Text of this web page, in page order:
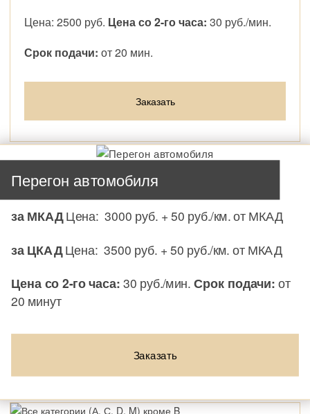
Цена: 2500 руб. Цена со 2-го часа: 30 руб./мин.
Срок подачи: от 20 мин.
Заказать
Перегон автомобиля
Москва, в границах МКАД
за МКАДЦена: 3000 руб. + 50 руб./км. от МКАД
за ЦКАДЦена: 3500 руб. + 50 руб./км. от МКАД
Цена со 2-го часа:30 руб./мин.Срок подачи:от
20 минут
Заказать